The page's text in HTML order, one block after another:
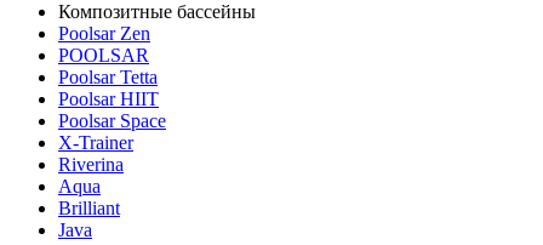
Композитные бассейны
Poolsar Zen
POOLSAR
Poolsar Tetta
Poolsar HIIT
Poolsar Space
X-Trainer
Riverina
Aqua
Brilliant
Java